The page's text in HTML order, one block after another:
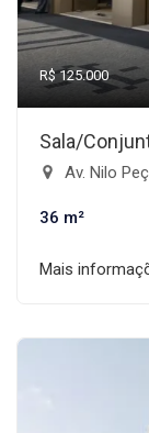
R$ 125.000
Sala/
Av. Nilo
36 m²
Mais